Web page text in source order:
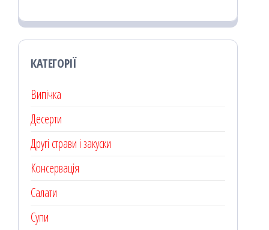
КАТЕГОРІЇ
Випічка
Десерти
Другі страви і закуски
Консервація
Салати
Супи